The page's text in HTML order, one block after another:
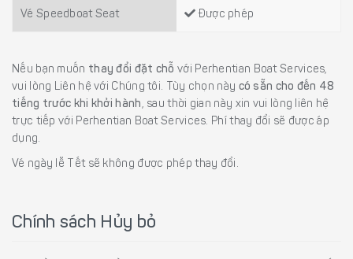
Vé Speedboat Seat Được phép
Nếu bạn muốn thay đổi đặt chỗ với Perhentian Boat Services,
vui lòng Liên hệ với Chúng tôi. Tùy chọn này có sẵn cho đến 48
tiếng trước khi khởi hành, sau thời gian này xin vui lòng liên hệ
trực tiếp với Perhentian Boat Services. Phí thay đổi sẽ được áp
dụng.
Vé ngày lễ Tết sẽ không được phép thay đổi.
Chính sách Hủy bỏ